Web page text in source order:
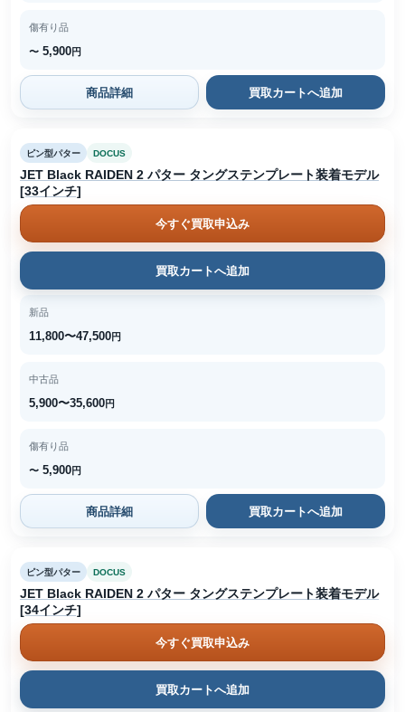
傷有り品
〜 5,900円
商品詳細 買取カートへ追加
ピン型パター DOCUS
JET Black RAIDEN 2 パター タングステンプレート装着モデル
[33インチ]
今すぐ買取申込み
買取カートへ追加
新品
11,800〜47,500円
中古品
5,900〜35,600円
傷有り品
〜 5,900円
商品詳細 買取カートへ追加
ピン型パター DOCUS
JET Black RAIDEN 2 パター タングステンプレート装着モデル
[34インチ]
今すぐ買取申込み
買取カートへ追加